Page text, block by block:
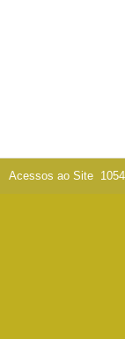
Acessos ao Site